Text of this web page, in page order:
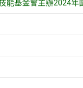
能基金會主辦2024年